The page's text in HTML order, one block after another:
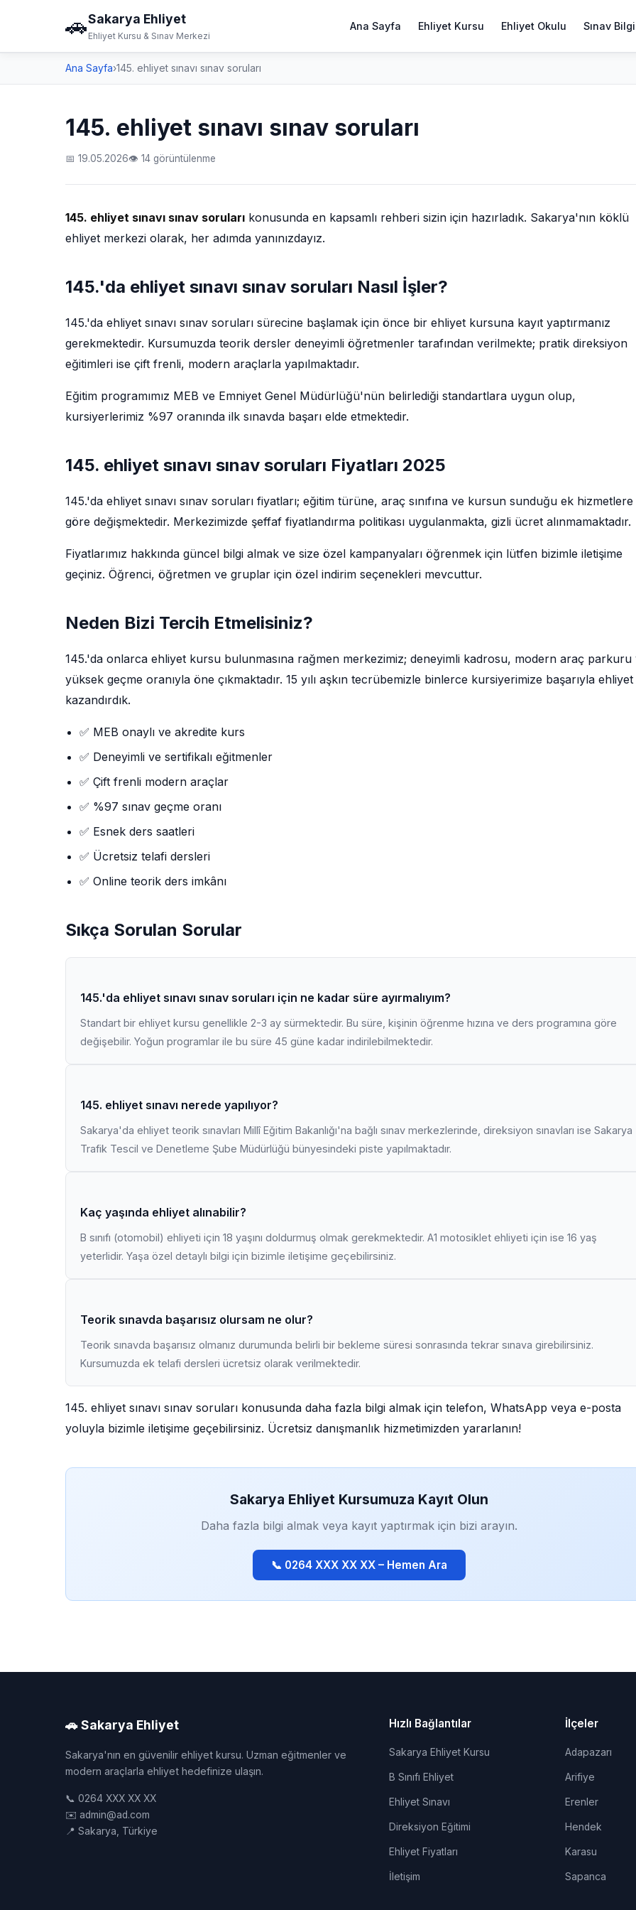
🚗Sakarya Ehliyet
Ehliyet Kursu & Sınav Merkezi
Ana Sayfa Ehliyet Kursu Ehliyet Okulu Sınav
Ana Sayfa›145. ehliyet sınavı sınav soruları
145. ehliyet sınavı sınav soruları
📅 19.05.2026👁 14 görüntülenme
145. ehliyet sınavı sınav soruları konusunda en kapsamlı rehberi sizin için hazırladık. Sakarya'nın köklü
ehliyet merkezi olarak, her adımda yanınızdayız.
145.'da ehliyet sınavı sınav soruları Nasıl İşler?
145.'da ehliyet sınavı sınav soruları sürecine başlamak için önce bir ehliyet kursuna kayıt yaptırmanız
gerekmektedir. Kursumuzda teorik dersler deneyimli öğretmenler tarafından verilmekte; pratik direksiyon
eğitimleri ise çift frenli, modern araçlarla yapılmaktadır.
Eğitim programımız MEB ve Emniyet Genel Müdürlüğü'nün belirlediği standartlara uygun olup,
kursiyerlerimiz %97 oranında ilk sınavda başarı elde etmektedir.
145. ehliyet sınavı sınav soruları Fiyatları 2025
145.'da ehliyet sınavı sınav soruları fiyatları; eğitim türüne, araç sınıfına ve kursun sunduğu ek hizmetlere
göre değişmektedir. Merkezimizde şeffaf fiyatlandırma politikası uygulanmakta, gizli ücret alınmamaktadır.
Fiyatlarımız hakkında güncel bilgi almak ve size özel kampanyaları öğrenmek için lütfen bizimle iletişime
geçiniz. Öğrenci, öğretmen ve gruplar için özel indirim seçenekleri mevcuttur.
Neden Bizi Tercih Etmelisiniz?
145.'da onlarca ehliyet kursu bulunmasına rağmen merkezimiz; deneyimli kadrosu, modern araç parkuru
yüksek geçme oranıyla öne çıkmaktadır. 15 yılı aşkın tecrübemizle binlerce kursiyerimize başarıyla ehliyet
kazandırdık.
✅ MEB onaylı ve akredite kurs
✅ Deneyimli ve sertifikalı eğitmenler
✅ Çift frenli modern araçlar
✅ %97 sınav geçme oranı
✅ Esnek ders saatleri
✅ Ücretsiz telafi dersleri
✅ Online teorik ders imkânı
Sıkça Sorulan Sorular
145.'da ehliyet sınavı sınav soruları için ne kadar süre ayırmalıyım?
Standart bir ehliyet kursu genellikle 2-3 ay sürmektedir. Bu süre, kişinin öğrenme hızına ve ders programına göre
değişebilir. Yoğun programlar ile bu süre 45 güne kadar indirilebilmektedir.
145. ehliyet sınavı nerede yapılıyor?
Sakarya'da ehliyet teorik sınavları Millî Eğitim Bakanlığı'na bağlı sınav merkezlerinde, direksiyon sınavları ise Sakarya
Trafik Tescil ve Denetleme Şube Müdürlüğü bünyesindeki piste yapılmaktadır.
Kaç yaşında ehliyet alınabilir?
B sınıfı (otomobil) ehliyeti için 18 yaşını doldurmuş olmak gerekmektedir. A1 motosiklet ehliyeti için ise 16 yaş
yeterlidir. Yaşa özel detaylı bilgi için bizimle iletişime geçebilirsiniz.
Teorik sınavda başarısız olursam ne olur?
Teorik sınavda başarısız olmanız durumunda belirli bir bekleme süresi sonrasında tekrar sınava girebilirsiniz.
Kursumuzda ek telafi dersleri ücretsiz olarak verilmektedir.
145. ehliyet sınavı sınav soruları konusunda daha fazla bilgi almak için telefon, WhatsApp veya e-posta
yoluyla bizimle iletişime geçebilirsiniz. Ücretsiz danışmanlık hizmetimizden yararlanın!
Sakarya Ehliyet Kursumuza Kayıt Olun
Daha fazla bilgi almak veya kayıt yaptırmak için bizi arayın.
📞 0264 XXX XX XX – Hemen Ara
🚗 Sakarya Ehliyet
Sakarya'nın en güvenilir ehliyet kursu. Uzman eğitmenler ve
modern araçlarla ehliyet hedefinize ulaşın.
📞 0264 XXX XX XX
✉️ admin@ad.com
📍 Sakarya, Türkiye
Hızlı Bağlantılar
Sakarya Ehliyet Kursu
B Sınıfı Ehliyet
Ehliyet Sınavı
Direksiyon Eğitimi
Ehliyet Fiyatları
İletişim
İlçeler
Adapazarı
Arifiye
Erenler
Hendek
Karasu
Sapanca